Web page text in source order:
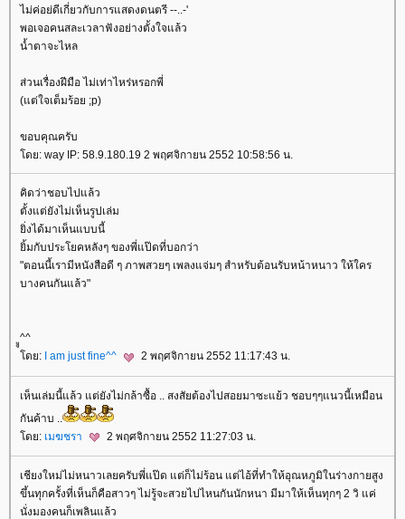
ไม่ค่อย่ดีเกี่ยวกับการแสดงดนตรี --..-'
พอเจอคนสละเวลาฟังอย่างตั้งใจแล้ว
น้ำตาจะไหล
ส่วนเรื่องฝีมือ ไม่เท่าไหร่หรอกพี่
(แต่ใจเต็มร้อย ;p)
ขอบคุณครับ
ดย: way IP: 58.9.180.19 2 พฤศจิกายน 2552 10:58:56 น.
คิดว่าชอบไปแล้ว
ตั้งแต่ยังไม่เห็นรูปเล่ม
ิ่งได้มาเห็นแบบนี้
ิ้มกับประโยคหลังๆ ของพี่แป๊ดที่บอกว่า
"ตอนนี้เรามีหนังสือดี ๆ ภาพสวยๆ เพลงแจ่มๆ สำหรับต้อนรับหน้าหนาว ให้ใคร
บางคนกันแล้ว"
ูู^^
ดย:
I am just fine^^ 2 พฤศจิกายน 2552 11:17:43 น.
เห็นเล่มนี้แล้ว แต่ยังไม่กล้าซื้อ .. สงสัยต้องไปสอยมาซะแย้ว ชอบๆๆแนวนี้เหมือน
กันค้าบ ..
ดย: เมฆชรา 2 พฤศจิกายน 2552 11:27:03 น.
เชียงใหม่ไม่หนาวเลยครับพี่แป๊ด แต่ก็ไม่ร้อน แต่ไอ้ที่ทำให้อุณหภูมิในร่างกายสูง
ขึ้นทุกครั้งที่เห็นก็คือสาวๆ ไม่รู้จะสวยไปไหนกันนักหนา มีมาให้เห็นทุกๆ 2 วิ แค่
นั่งมองคนก็เพลินแล้ว